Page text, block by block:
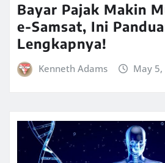
Bayar Pajak Makin
e-Samsat, Ini
Lengkapnya!
Kenneth Adams May 5,